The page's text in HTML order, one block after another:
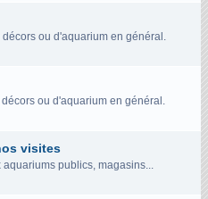
ou d'aquarium en général.
ou d'aquarium en général.
visites
publics, magasins...